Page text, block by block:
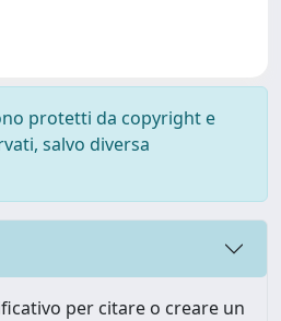
protetti da copyright e
salvo diversa
per citare o creare un